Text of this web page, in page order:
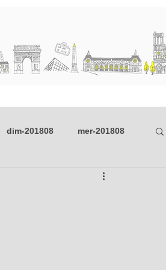
dim-201808 mer-201808
dim_201804